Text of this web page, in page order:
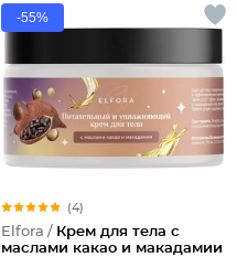
-55%
(4)
Elfora / Крем для тела с
маслами какао и макадамии